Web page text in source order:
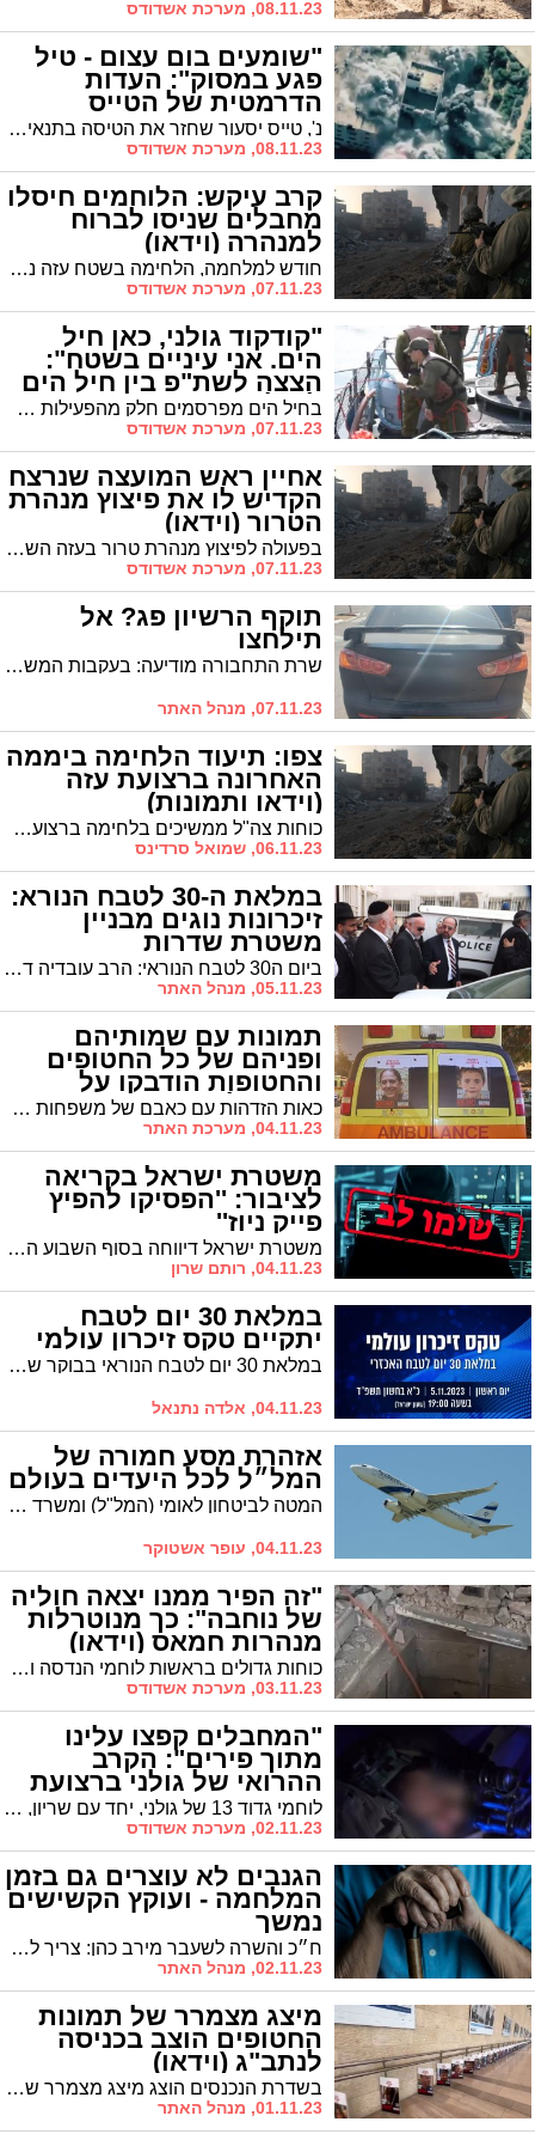
08.11.23, מערכת אשדודס
"שומעים בום עצום - טיל
פגע במסוק": העדות
הדרמטית של הטייס
מהקרבות ביום הטבח נ', טייס יסעור שחזר את הטיסה בתנאים הקשים ביום מתקפת הפתע: "הטייס משנה נורה והייתה תקלה במסוק – אמרתי 'הכול טוב ממריאים'"
08.11.23, מערכת אשדודס
קרב עיקש: הלוחמים חיסלו
מחבלים שניסו לברוח
למנהרה (וידאו)
חודש למלחמה, הלחימה בשטח עזה נמשכת. הערב מפרסם דובר צה"ל כי בתמיכה אווירית לוחמי צה״ל חיסלו מחבלים שניסו לברוח למנהרה
07.11.23, מערכת אשדודס
"קודקוד גולני, כאן חיל
הים. אני עיניים בשטח":
הצצה לשת"פ בין חיל הים
לחיל היבשה (וידאו) בחיל הים מפרסמים חלק מהפעילות של החיל במלחמה דרך הים, דרך מבצעים מיוחדים ופשיטות של השייטת
07.11.23, מערכת אשדודס
אחיין ראש המועצה שנרצח
הקדיש לו את פיצוץ מנהרת
הטרור (וידאו)
בפעולה לפיצוץ מנהרת טרור בעזה השתתף סרן ר', אחיינו של אופיר ליבשטיין ז"ל שהקדיש עבורו את הפיצוץ. "נחזיר את עוטף עזה ל-100% גן עדן"
07.11.23, מערכת אשדודס
תוקף הרשיון פג? אל
תילחצו
שרת התחבורה מודיעה: בעקבות המשך הלחימה, תוקפם של רישיונות הנהיגה והרכב יוארך
07.11.23, מנהל האתר
צפו: תיעוד הלחימה ביממה
האחרונה ברצועת עזה
(וידאו ותמונות)
כוחות צה"ל ממשיכים בלחימה ברצועה כאשר על פי דובר צה"ל, הכוחות כיתרו ביממה החולפת את העיר עזה וביתרו את הרצועה לשני חלקים - צפון ודרום. ב-24 השעות האחרונות, כוחות צה"ל השתלטו על מוצב חמאס, תקפו 450 מטרות אוויריות, וחיסלו בשיתוף שב"כ מפקדים בארגון הטרור. צפו בתיעוד הפעילות מתוך הרצועה
06.11.23, שמואל סרדינס
במלאת ה-30 לטבח הנורא:
זיכרונות נוגים מבניין
משטרת שדרות
ביום ה30 לטבח הנוראי: הרב עובדיה דהן יו"ר המועצה הדתית מעלה זכרונות מתחנת המשטרה בשדרות שנהרסה בעקבות השתלטות המחבלים עליה
05.11.23, מנהל האתר
תמונות עם שמותיהם
ופניהם של כל החטופים
והחטופות הודבקו על
האמבולנסים כאות הזדהות עם כאבם של משפחות החטופים החליטה בהנהלת מגן דוד אדום כי על שמשות החלונות האחוריים של כל האמבולנסים והניידות לטיפול נמרץ ברחבי הארץ יודבקו תמונות עם פני ושמות החטופים המוחזקים בעזה
04.11.23, מערכת האתר
משטרת ישראל בקריאה
לציבור: ''הפסיקו להפיץ
פייק ניוז''
משטרת ישראל דיווחה בסוף השבוע האחרון כי היא ממשיכה להילחם בהודעות ובפרסומים כוזבים הזורעים בקרב הציבור תבהלה מיותרת בזמן מלחמה
04.11.23, רותם שרון
במלאת 30 יום לטבח
יתקיים טקס זיכרון עולמי
במלאת 30 יום לטבח הנוראי בבוקר שמחת תורה יתקיים טקס זיכרון עולמי מקוון. בטקס ישתתפו קהילות יהודיות מכל רחבי העולם שיצטרפו לשידור החי בעמוד הפייסבוק של ההסתדרות הציונית העולמית
04.11.23, אלדה נתנאל
אזהרת מסע חמורה של
המל״ל לכל היעדים בעולם
המטה לביטחון לאומי (המל"ל) ומשרד החוץ יצא בערב שבת בהודעה לציבור לנקוט אמצעי זהירות מוגברים בעת נסיעה לחו"ל לאור ריבוי גילויי אנטישמיות ואירועי אלימות למול ישראלים ויהודים בעולם
04.11.23, עופר אשטוקר
"זה הפיר ממנו יצאה חוליה
של נוחבה": כך מנוטרלות
מנהרות חמאס (וידאו)
כוחות גדולים בראשות לוחמי הנדסה ושיריון חשפו פירים, הטמינו חומרי נפץ, מילכדו ונטרלו מנהרות בשטח רצועת עזה
03.11.23, מערכת אשדודס
"המחבלים קפצו עלינו
מתוך פירים": הקרב
ההרואי של גולני ברצועת
עזה (וידאו) לוחמי גדוד 13 של גולני, יחד עם שריון, ניהלו קרב עיקש בלילה שבין רביעי לחמישי מול מחבלי חמאס שביצעו לעברם ירי נ"ט וניסו לטפס על הכלים של הלוחמים. לאחר קרב ממושך הם חוסלו
02.11.23, מערכת אשדודס
הגנבים לא עוצרים גם בזמן
המלחמה - ועוקץ הקשישים
נמשך
ח״כ והשרה לשעבר מירב כהן: צריך להיזהר ולהזהיר מפני מקרים של עוקץ קשישים
02.11.23, מנהל האתר
מיצג מצמרר של תמונות
החטופים הוצב בכניסה
לנתב"ג (וידאו)
בשדרת הנכנסים הוצג מיצג מצמרר שכולל את תמונות החטופים הנמצאים בשבי החמאס בעזה. צפו
01.11.23, מנהל האתר